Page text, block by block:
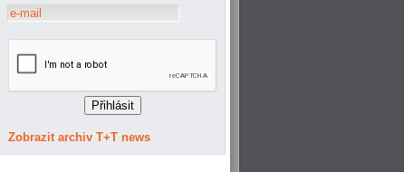
Zobrazit archiv T+T news